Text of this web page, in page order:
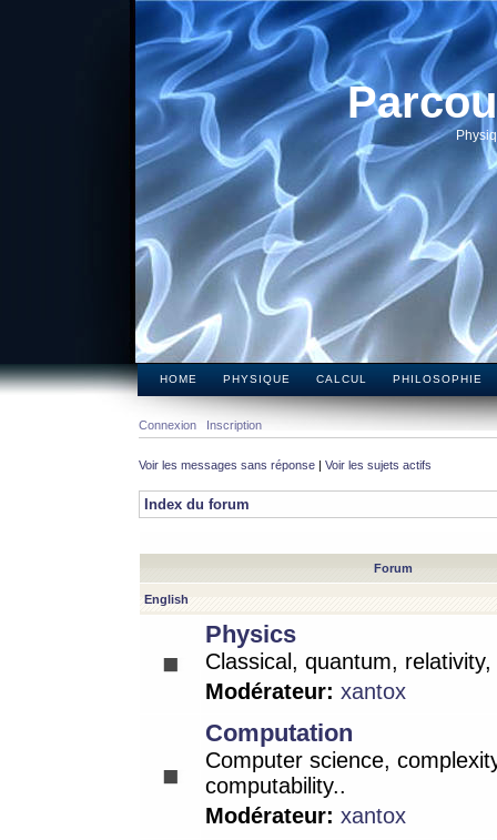
HOME PHYSIQUE CALCUL PHILOSOPHIE
Connexion Inscription
Voir les messages sans réponse | Voir les sujets actifs
Index du forum
Forum
English
Physics
Classical, quantum,
Modérateur: xantox
Computation
Computer science,
computability..
Modérateur: xantox